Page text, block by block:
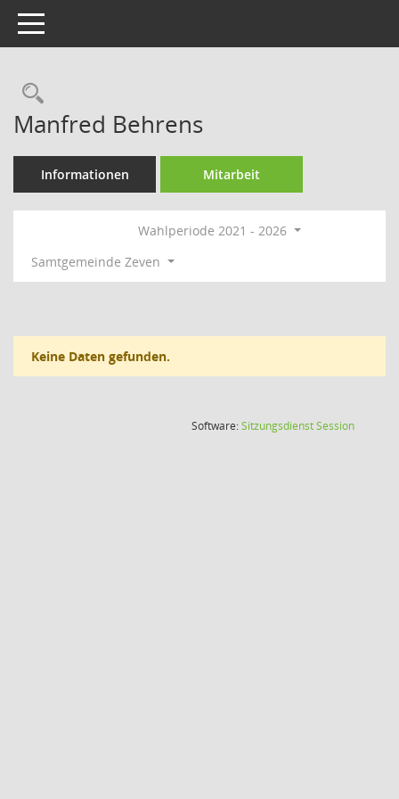
Toggle navigation
Rechercheauswahl
Manfred Behrens
Informationen Mitarbeit
Wahlperiode 2021 - 2026
Samtgemeinde Zeven
Keine Daten gefunden.
Software:SitzungsdienstSession(Wird in